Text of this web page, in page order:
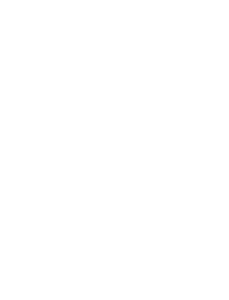
Biegedurchmesser
für die
von Winkeleisen